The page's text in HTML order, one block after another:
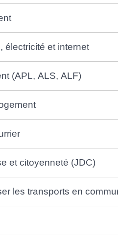
électricité et internet
(APL, ALS, ALF)
et citoyenneté (JDC)
les transports en